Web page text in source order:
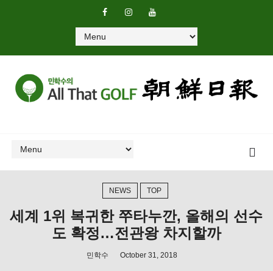
NEWS TOP
세계 1위 복귀한 쭈타누깐, 올해의 선수
도 확정…전관왕 차지할까
민학수 October 31, 2018